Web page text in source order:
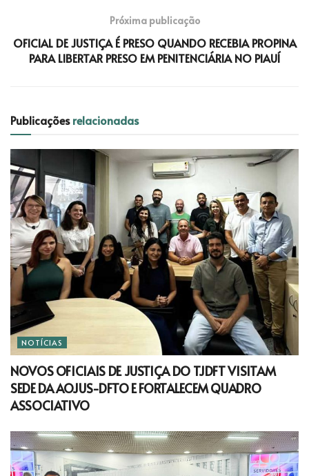
Próxima publicação
OFICIAL DE JUSTIÇA É PRESO QUANDO RECEBIA PROPINA
PARA LIBERTAR PRESO EM PENITENCIÁRIA NO PIAUÍ
Publicaçõesrelacionadas
NOTÍCIAS
NOVOS OFICIAIS DE JUSTIÇA DO TJDFT VISITAM
SEDE DA AOJUS-DFTO E FORTALECEM QUADRO
ASSOCIATIVO